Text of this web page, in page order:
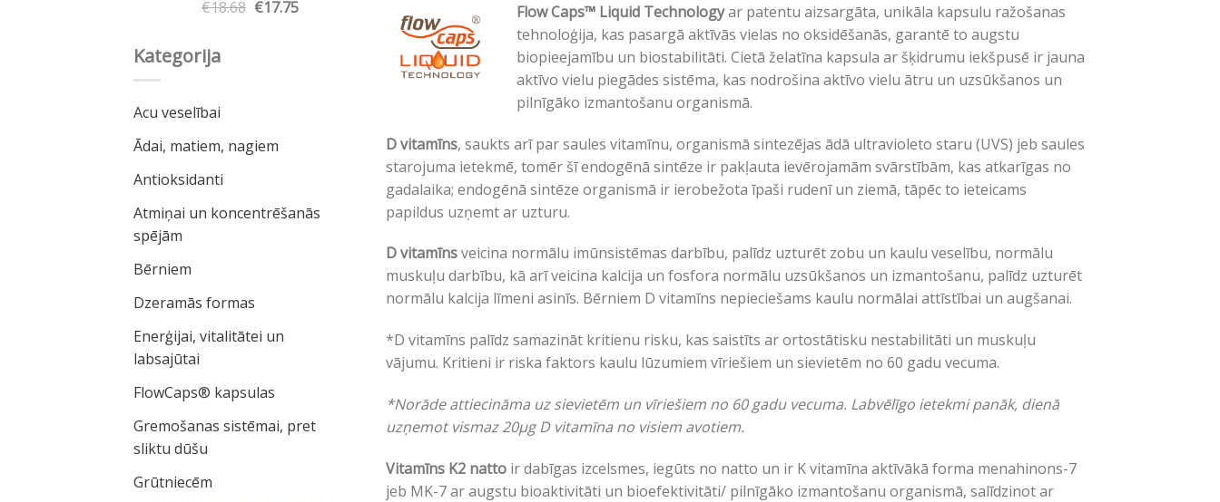
€18.68 Original
€17.75Current
Kategorija
Acu veselībai
Ādai, matiem, nagiem
Antioksidanti
Atmiņai un koncentrēšanās
spējām
Bērniem
Dzeramās formas
Enerģijai, vitalitātei un
labsajūtai
FlowCaps® kapsulas
Gremošanas sistēmai, pret
sliktu dūšu
Grūtniecēm
Flow Caps™ Liquid Technologyar patentu aizsargāta, unikāla kapsulu ražošanas
tehnoloģija, kas pasargā aktīvās vielas no oksidēšanās, garantē to augstu
biopieejamību un biostabilitāti. Cietā želatīna kapsula ar šķidrumu iekšpusē ir jauna
aktīvo vielu piegādes sistēma, kas nodrošina aktīvo vielu ātru un uzsūkšanos un
pilnīgāko izmantošanu organismā.
D vitamīns, saukts arī par saules vitamīnu, organismā sintezējas ādā ultravioleto staru (UVS) jeb saules
starojuma ietekmē, tomēr šī endogēnā sintēze ir pakļauta ievērojamām svārstībām, kas atkarīgas no
gadalaika; endogēnā sintēze organismā ir ierobežota īpaši rudenī un ziemā, tāpēc to ieteicams
papildus uzņemt ar uzturu.
Dvitamīnsveicina normālu imūnsistēmas darbību, palīdz uzturēt zobu un kaulu veselību, normālu
muskuļu darbību, kā arī veicina kalcija un fosfora normālu uzsūkšanos un izmantošanu, palīdz uzturēt
normālu kalcija līmeni asinīs. Bērniem D vitamīns nepieciešams kaulu normālai attīstībai un augšanai.
*D vitamīns palīdz samazināt kritienu risku, kas saistīts ar ortostātisku nestabilitāti un muskuļu
vājumu. Kritieni ir riska faktors kaulu lūzumiem vīriešiem un sievietēm no 60 gadu vecuma.
*Norāde attiecināma uz sievietēm un vīriešiem no 60 gadu vecuma. Labvēlīgo ietekmi panāk, dienā
uzņemot vismaz 20µg D vitamīna no visiem avotiem.
Vitamīns K2 nattoir dabīgas izcelsmes, iegūts no natto un ir K vitamīna aktīvākā forma menahinons-7
jeb MK-7 ar augstu bioaktivitāti un bioefektivitāti/ pilnīgāko izmantošanu organismā, salīdzinot ar